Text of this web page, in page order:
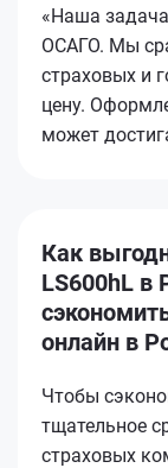
«Наша
ОСАГО. Мы
страховых и
цену.
может
Как
LS600hL в
онлайн в
Чтобы
тщательное
страховых